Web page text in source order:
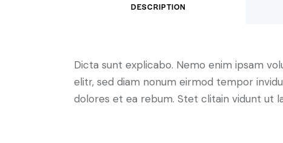
DESCRIPTION
Dicta sunt explicabo. Nemo enim ipsam
elitr, sed diam nonum eirmod tempor
dolores et ea rebum. Stet clitain vidunt ut